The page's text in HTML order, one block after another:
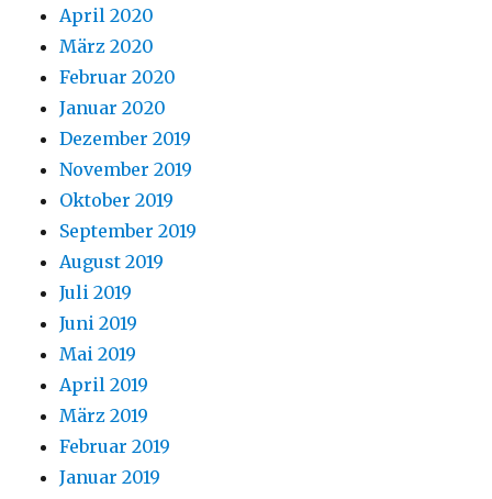
April 2020
März 2020
Februar 2020
Januar 2020
Dezember 2019
November 2019
Oktober 2019
September 2019
August 2019
Juli 2019
Juni 2019
Mai 2019
April 2019
März 2019
Februar 2019
Januar 2019